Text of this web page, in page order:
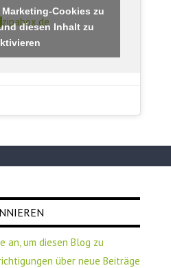
zipabox.de
Cookies zu
diesen Inhalt zu
an, um diesen Blog zu
über neue Beiträge